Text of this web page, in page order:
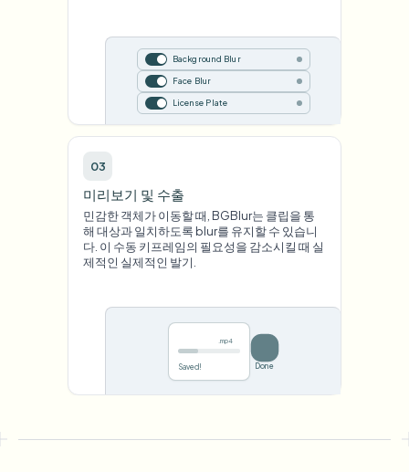
Background Blur
Face Blur
License Plate
03
미리보기 및 수출
민감한 객체가 이동할 때, BGBlur는 클립을 통
해 대상과 일치하도록 blur를 유지할 수 있습니
다. 이 수동 키프레임의 필요성을 감소시킬 때 실
제적인 실제적인 발기.
.mp4
0% Save